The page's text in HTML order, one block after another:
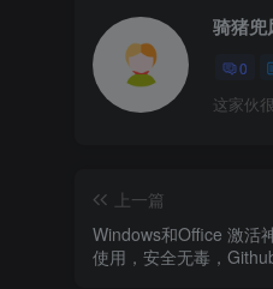
骑猪兜
0
这家伙
上一篇
Windows和Office 激活
使用，安全无毒，